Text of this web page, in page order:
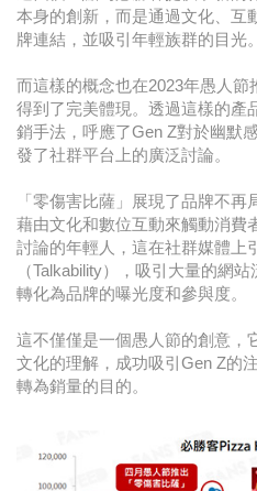
本身的創新，而是通過文化、互
牌連結，並吸引年輕族群的目光。
而這樣的概念也在2023年愚人節
得到了完美體現。透過這樣的產
銷手法，呼應了Gen Z對於幽默
發了社群平台上的廣泛討論。
「零傷害比薩」展現了品牌不
藉由文化和數位互動來觸動消費
討論的年輕人，這在社群媒體上
（Talkability），吸引大量的網
轉化為品牌的曝光度和參與度。
這不僅僅是一個愚人節的創意，
文化的理解，成功吸引Gen Z的
轉為銷量的目的。